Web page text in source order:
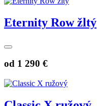
Eternity Row žltý
od 1 290 €